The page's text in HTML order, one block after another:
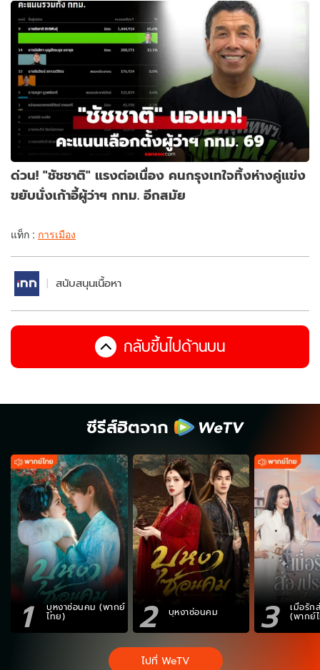
ด่วน! "ชัชชาติ" แรงต่อเนื่อง คนกรุงเทใจทิ้งห่างคู่แข่ง
ขยับนั่งเก้าอี้ผู้ว่าฯ กทม. อีกสมัย
แท็ก : การเมือง
สนับสนุนเนื้อหา
กลับขึ้นไปด้านบน
ซีรีส์ฮิตจาก
1 บุหงาซ่อนคม (พากย์
ไทย) 2 บุหงาซ่อนคม 3 เมื่อรัก
(พากย์
ไปที่ WeTV